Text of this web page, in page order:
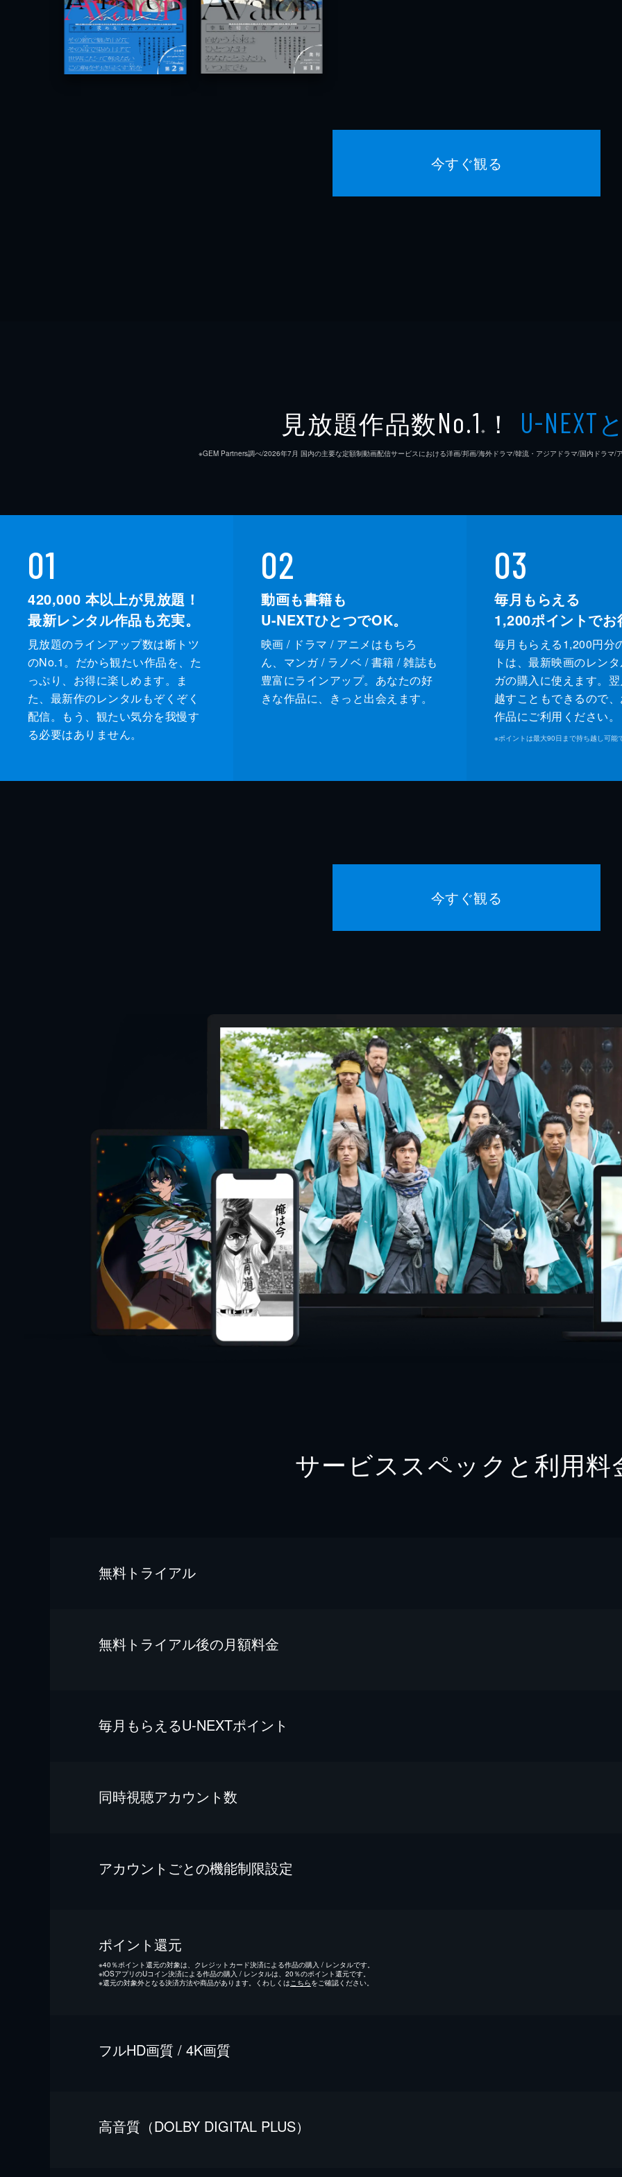
今すぐ観る
見放題作品数No.1 ※ ！ U-NEXT
※GEM Partners調べ/2026年7⽉ 国内の主要な定額制動画配信サービスにおける洋画/邦画/海外ドラマ/韓流・アジアドラマ/国内ドラマ/
01
420,000 本以上が見放題！
最新レンタル作品も充実。
見放題のラインアップ数は断トツ
のNo.1。だから観たい作品を、た
っぷり、お得に楽しめます。ま
た、最新作のレンタルもぞくぞく
配信。もう、観たい気分を我慢す
る必要はありません。
02
動画も書籍も
U-NEXTひとつでOK。
映画 / ドラマ / アニメはもちろ
ん、マンガ / ラノベ / 書籍 / 雑誌も
豊富にラインアップ。あなたの好
きな作品に、きっと出会えます。
03
毎月もらえる
1,200ポイントでお
毎月もらえる1,200円分
トは、最新映画のレン
ガの購入に使えます。
越すこともできるので
作品にご利用ください。
※ポイントは最大90日まで持ち越し可能
今すぐ観る
サービススペックと利用料
無料トライアル
無料トライアル後の⽉額料金
毎⽉もらえるU-NEXTポイント
同時視聴アカウント数
アカウントごとの機能制限設定
ポイント還元
※40％ポイント還元の対象は、クレジットカード決済による作品の購入 / レンタルです。
※iOSアプリのUコイン決済による作品の購入 / レンタルは、20％のポイント還元です。
※還元の対象外となる決済方法や商品があります。くわしくはこちらをご確認ください。
フルHD画質 / 4K画質
⾼⾳質（DOLBY DIGITAL PLUS）